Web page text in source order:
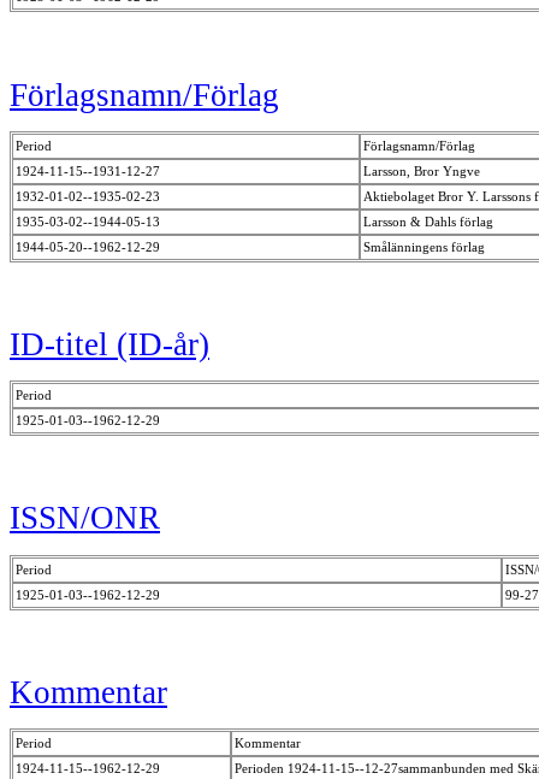
Förlagsnamn/Förlag
Period
Förlagsnamn/Förlag
1924-11-15--1931-12-27
Larsson, Bror Yngve
1932-01-02--1935-02-23
Aktiebolaget Bror Y. Larssons
1935-03-02--1944-05-13
Larsson & Dahls förlag
1944-05-20--1962-12-29
Smålänningens förlag
ID-titel (ID-år)
Period
1925-01-03--1962-12-29
ISSN/ONR
Period
1925-01-03--1962-12-29
99-
Kommentar
Period
Kommentar
1924-11-15--1962-12-29
Perioden 1924-11-15--12-27sammanbunden med